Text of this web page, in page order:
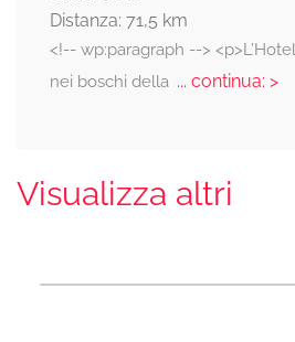
Distanza: 71,5 km
<!-- wp:paragraph -->
nei boschi della... continua: >
Visualizza altri